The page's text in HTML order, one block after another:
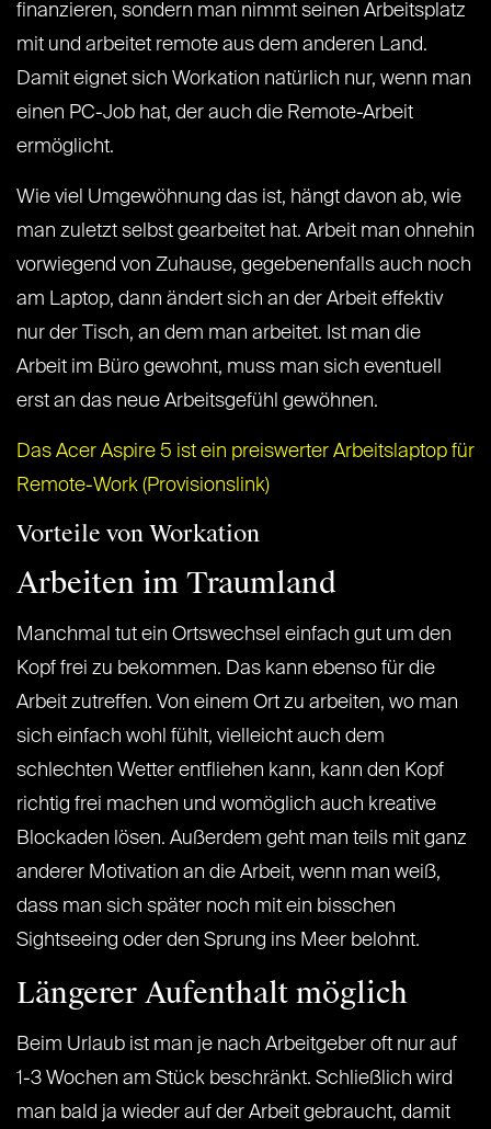
finanzieren, sondern man nimmt seinen Arbeitsplatz
mit und arbeitet remote aus dem anderen Land.
Damit eignet sich Workation natürlich nur, wenn man
einen PC-Job hat, der auch die Remote-Arbeit
ermöglicht.
Wie viel Umgewöhnung das ist, hängt davon ab, wie
man zuletzt selbst gearbeitet hat. Arbeit man ohnehin
vorwiegend von Zuhause, gegebenenfalls auch noch
am Laptop, dann ändert sich an der Arbeit effektiv
nur der Tisch, an dem man arbeitet. Ist man die
Arbeit im Büro gewohnt, muss man sich eventuell
erst an das neue Arbeitsgefühl gewöhnen.
Das Acer Aspire 5 ist ein preiswerter Arbeitslaptop für
Remote-Work (Provisionslink)
Vorteile von Workation
Arbeiten im Traumland
Manchmal tut ein Ortswechsel einfach gut um den
Kopf frei zu bekommen. Das kann ebenso für die
Arbeit zutreffen. Von einem Ort zu arbeiten, wo man
sich einfach wohl fühlt, vielleicht auch dem
schlechten Wetter entfliehen kann, kann den Kopf
richtig frei machen und womöglich auch kreative
Blockaden lösen. Außerdem geht man teils mit ganz
anderer Motivation an die Arbeit, wenn man weiß,
dass man sich später noch mit ein bisschen
Sightseeing oder den Sprung ins Meer belohnt.
Längerer Aufenthalt möglich
Beim Urlaub ist man je nach Arbeitgeber oft nur auf
1-3 Wochen am Stück beschränkt. Schließlich wird
man bald ja wieder auf der Arbeit gebraucht, damit